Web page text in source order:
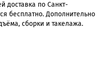
доставка по Санкт-
бесплатно. Дополнительно
сборки и такелажа.